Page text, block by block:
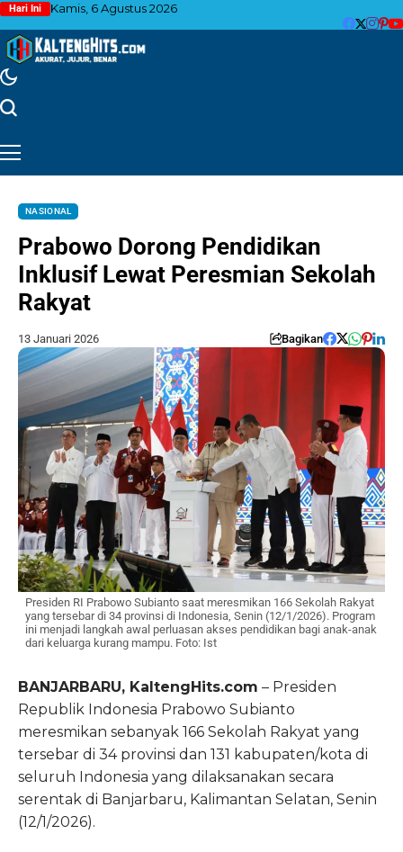
Hari Ini Kamis, 6 Agustus 2026
NASIONAL
Prabowo Dorong Pendidikan
Inklusif Lewat Peresmian Sekolah
Rakyat
13 Januari 2026 Bagikan
Presiden RI Prabowo Subianto saat meresmikan 166 Sekolah Rakyat
yang tersebar di 34 provinsi di Indonesia, Senin (12/1/2026). Program
ini menjadi langkah awal perluasan akses pendidikan bagi anak-anak
dari keluarga kurang mampu. Foto: Ist
BANJARBARU, KaltengHits.com – Presiden
Republik Indonesia Prabowo Subianto
meresmikan sebanyak 166 Sekolah Rakyat yang
tersebar di 34 provinsi dan 131 kabupaten/kota di
seluruh Indonesia yang dilaksanakan secara
serentak di Banjarbaru, Kalimantan Selatan, Senin
(12/1/2026).